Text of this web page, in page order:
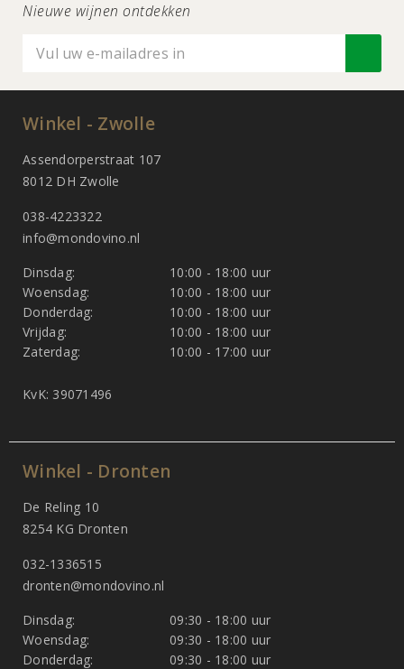
Nieuwe wijnen ontdekken
Winkel - Zwolle
Assendorperstraat 107
8012 DH Zwolle
038-4223322
info@mondovino.nl
Dinsdag:
10:00 - 18:00 uur
Woensdag:
10:00 - 18:00 uur
Donderdag:
10:00 - 18:00 uur
Vrijdag:
10:00 - 18:00 uur
Zaterdag:
10:00 - 17:00 uur
KvK: 39071496
Winkel - Dronten
De Reling 10
8254 KG Dronten
032-1336515
dronten@mondovino.nl
Dinsdag:
09:30 - 18:00 uur
Woensdag:
09:30 - 18:00 uur
Donderdag:
09:30 - 18:00 uur